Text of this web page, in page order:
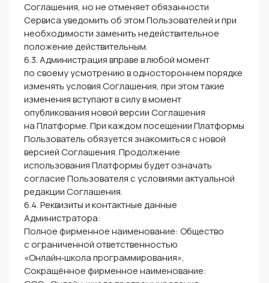
Соглашения, но не отменяет обязанности
Сервиса уведомить об этом Пользователей и при
необходимости заменить недействительное
положение действительным.
6.3. Администрация вправе в любой момент
по своему усмотрению в одностороннем порядке
изменять условия Соглашения, при этом такие
изменения вступают в силу в момент
опубликования новой версии Соглашения
на Платформе. При каждом посещении Платформы
Пользователь обязуется знакомиться с новой
версией Соглашения. Продолжение
использования Платформы будет означать
согласие Пользователя с условиями актуальной
редакции Соглашения.
6.4. Реквизиты и контактные данные
Администратора:
Полное фирменное наименование: Общество
с ограниченной ответственностью
«Онлайн‑школа программирования»,
Сокращённое фирменное наименование: